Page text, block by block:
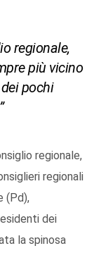
regionale,
più vicino
pochi
regionale,
regionali
(Pd),
dei
la spinosa